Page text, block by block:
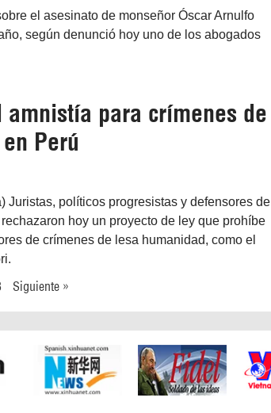
el asesinato de monseñor Óscar Arnulfo
según denunció hoy uno de los abogados
para crímenes de
Perú
Juristas, políticos progresistas y defensores de
hoy un proyecto de ley que prohíbe
de crímenes de lesa humanidad, como el
Siguiente »